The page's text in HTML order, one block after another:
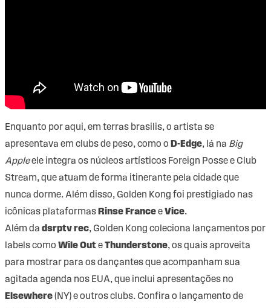
Enquanto por aqui, em terras brasilis, o artista se
apresentava em clubs de peso, como o D-Edge, lá na Big
Appleele integra os núcleos artísticos Foreign Posse e Club
Stream, que atuam de forma itinerante pela cidade que
nunca dorme. Além disso, Golden Kong foi prestigiado nas
icônicas plataformas Rinse FranceeVice.
Além da dsrptv rec, Golden Kong coleciona lançamentos por
labels como Wile Out eThunderstone, os quais aproveita
para mostrar para os dançantes que acompanham sua
agitada agenda nos EUA, que inclui apresentações no
Elsewhere(NY) e outros clubs. Confira o lançamento de